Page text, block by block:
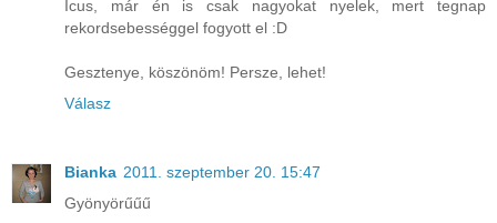
Icus, már én is csak nagyokat nyelek, mert tegnap
rekordsebességgel fogyott el :D
Gesztenye, köszönöm! Persze, lehet!
Válasz
Bianka 2011. szeptember 20. 15:47
Gyönyörűűű